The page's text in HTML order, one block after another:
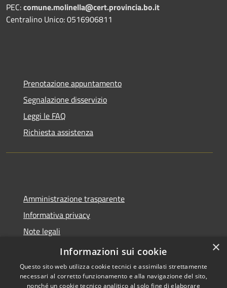
PEC:comune.molinella@cert.provincia.bo.it
Centralino Unico: 0516906811
Prenotazione appuntamento
Segnalazione disservizio
Leggi le FAQ
Richiesta assistenza
Amministrazione trasparente
Informativa privacy
Note legali
Dichiarazione di accessibilità
×
Informazioni sui cookie
Questo sito web utilizza cookie tecnici e assimilati strettamente
necessari al corretto funzionamento e alla navigazione del sito,
nonché un cookie tecnico analitico al solo fine di elaborare